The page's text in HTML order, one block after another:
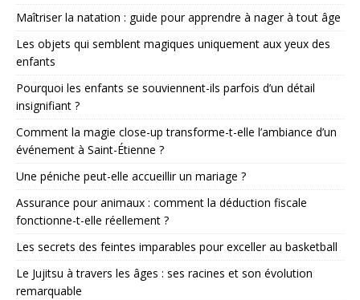
Maîtriser la natation : guide pour apprendre à nager à tout âge
Les objets qui semblent magiques uniquement aux yeux des
enfants
Pourquoi les enfants se souviennent-ils parfois d’un détail
insignifiant ?
Comment la magie close-up transforme-t-elle l’ambiance d’un
événement à Saint-Étienne ?
Une péniche peut-elle accueillir un mariage ?
Assurance pour animaux : comment la déduction fiscale
fonctionne-t-elle réellement ?
Les secrets des feintes imparables pour exceller au basketball
Le Jujitsu à travers les âges : ses racines et son évolution
remarquable